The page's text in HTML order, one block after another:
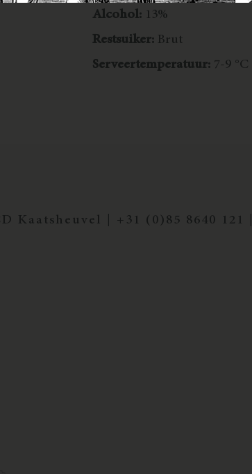
Alcohol: 13%
Restsuiker: Brut
Serveertemperatuur: 7-9 °C
Kaatsheuvel | +31 (0)85 8640 121 |